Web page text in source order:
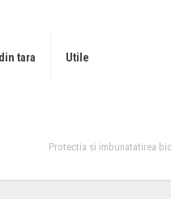
tara Utile
Protectia si imbunatatirea